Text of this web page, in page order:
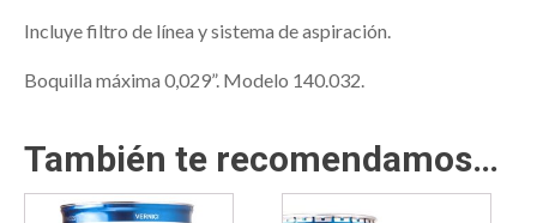
Incluye filtro de línea y sistema de aspiración.
Boquilla máxima 0,029”. Modelo 140.032.
También te recomendamos…